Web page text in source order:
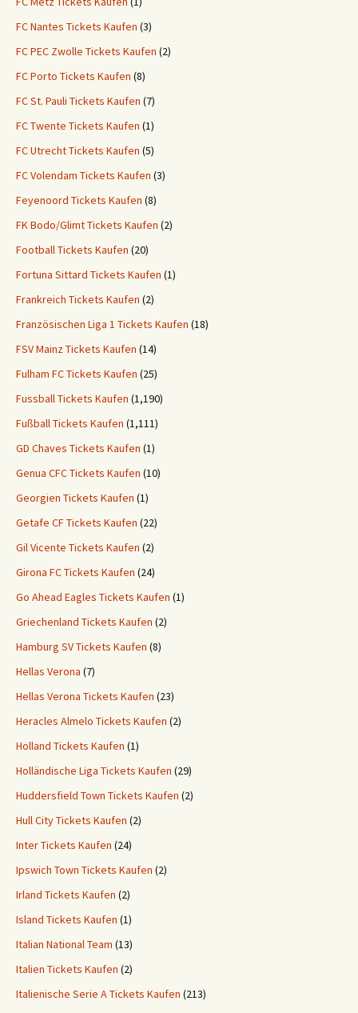
FC Nantes Tickets Kaufen (3)
FC PEC Zwolle Tickets Kaufen (2)
FC Porto Tickets Kaufen (8)
FC St. Pauli Tickets Kaufen (7)
FC Twente Tickets Kaufen (1)
FC Utrecht Tickets Kaufen (5)
FC Volendam Tickets Kaufen (3)
Feyenoord Tickets Kaufen (8)
FK Bodo/Glimt Tickets Kaufen (2)
Football Tickets Kaufen (20)
Fortuna Sittard Tickets Kaufen (1)
Frankreich Tickets Kaufen (2)
Französischen Liga 1 Tickets Kaufen (18)
FSV Mainz Tickets Kaufen (14)
Fulham FC Tickets Kaufen (25)
Fussball Tickets Kaufen (1,190)
Fußball Tickets Kaufen (1,111)
GD Chaves Tickets Kaufen (1)
Genua CFC Tickets Kaufen (10)
Georgien Tickets Kaufen (1)
Getafe CF Tickets Kaufen (22)
Gil Vicente Tickets Kaufen (2)
Girona FC Tickets Kaufen (24)
Go Ahead Eagles Tickets Kaufen (1)
Griechenland Tickets Kaufen (2)
Hamburg SV Tickets Kaufen (8)
Hellas Verona (7)
Hellas Verona Tickets Kaufen (23)
Heracles Almelo Tickets Kaufen (2)
Holland Tickets Kaufen (1)
Holländische Liga Tickets Kaufen (29)
Huddersfield Town Tickets Kaufen (2)
Hull City Tickets Kaufen (2)
Inter Tickets Kaufen (24)
Ipswich Town Tickets Kaufen (2)
Irland Tickets Kaufen (2)
Island Tickets Kaufen (1)
Italian National Team (13)
Italien Tickets Kaufen (2)
Italienische Serie A Tickets Kaufen (213)